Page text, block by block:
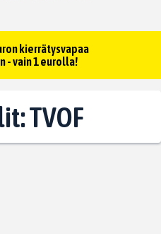
kierrätysvapaa
- vain 1 eurolla!
TVOF